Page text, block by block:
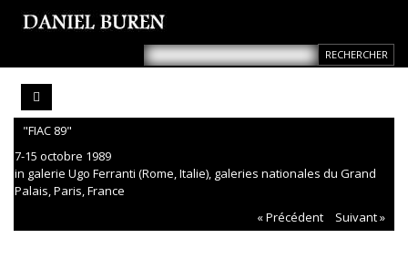
"FIAC 89"
7-15 octobre 1989
in galerie Ugo Ferranti (Rome, Italie), galeries nationales du Grand
Palais, Paris, France
« Précédent
Suivant »